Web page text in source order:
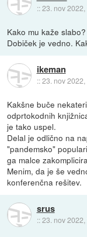
::23. nov 2022,
Kako mu kaže
Dobiček je vedno.
ikeman
::23. nov 2022,
Kakšne buče
odprtokodnih
je tako uspel.
Delal je odlično na
"pandemsko"
ga malce
Menim, da je še
konferenčna rešitev.
srus
::23. nov 2022,